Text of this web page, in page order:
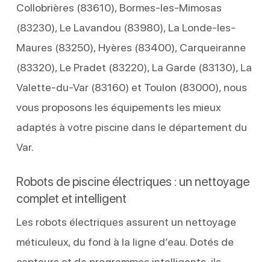
Collobrières (83610), Bormes-les-Mimosas
(83230), Le Lavandou (83980), La Londe-les-
Maures (83250), Hyères (83400), Carqueiranne
(83320), Le Pradet (83220), La Garde (83130), La
Valette-du-Var (83160) et Toulon (83000), nous
vous proposons les équipements les mieux
adaptés à votre piscine dans le département du
Var.
Robots de piscine électriques : un nettoyage
complet et intelligent
Les robots électriques assurent un nettoyage
méticuleux, du fond à la ligne d’eau. Dotés de